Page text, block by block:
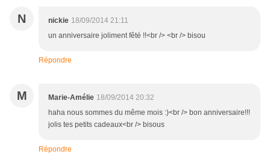
N nickie 18/09/2014 21:11
un anniversaire joliment fêté !!<br /> <br /> bisou
Répondre
M Marie-Amélie 18/09/2014 20:32
haha nous sommes du même mois :)<br /> bon anniversaire!!!
jolis tes petits cadeaux<br /> bisous
Répondre